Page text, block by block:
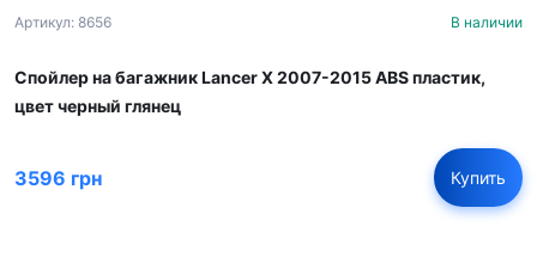
Артикул: 8656 В наличии
Спойлер на багажник Lancer X 2007-2015 ABS пластик,
цвет черный глянец
3596 грн Купить